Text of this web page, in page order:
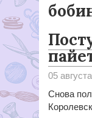
05
Снова